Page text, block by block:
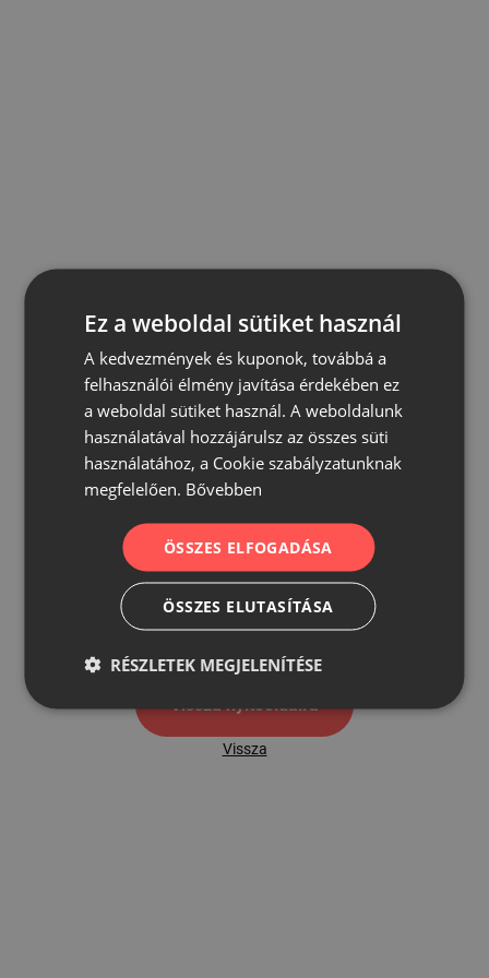
500
Vissza nyítóoldalra
Vissza
Ez a weboldal sütiket használ
A kedvezmények és kuponok, továbbá a
felhasználói élmény javítása érdekében ez
a weboldal sütiket használ. A weboldalunk
használatával hozzájárulsz az összes süti
használatához, a Cookie szabályzatunknak
megfelelően. Bővebben
ÖSSZES ELFOGADÁSA
ÖSSZES ELUTASÍTÁSA
RÉSZLETEK MEGJELENÍTÉSE